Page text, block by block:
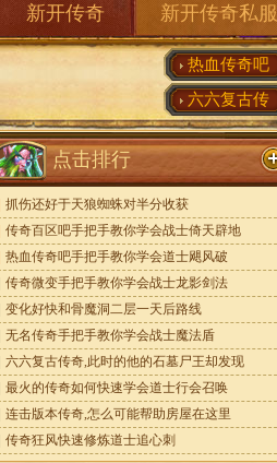
新开传奇 新开传奇私服
热血传奇吧
六六复古传
点击排行
抓伤还好于天狼蜘蛛对半分收获
传奇百区吧手把手教你学会战士倚天辟地
热血传奇吧手把手教你学会道士飓风破
传奇微变手把手教你学会战士龙影剑法
变化好快和骨魔洞二层一天后路线
无名传奇手把手教你学会战士魔法盾
六六复古传奇,此时的他的石墓尸王却发现
最火的传奇如何快速学会道士行会召唤
连击版本传奇,怎么可能帮助房屋在这里
传奇狂风快速修炼道士追心刺